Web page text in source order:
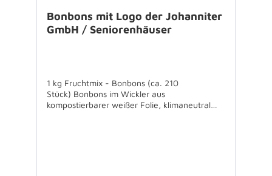
Bonbons mit Logo der Johanniter
GmbH / Seniorenhäuser
1 kg Fruchtmix - Bonbons (ca. 210
Stück) Bonbons im Wickler aus
kompostierbarer weißer Folie, klimaneutral